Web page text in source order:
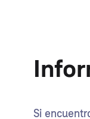
Si